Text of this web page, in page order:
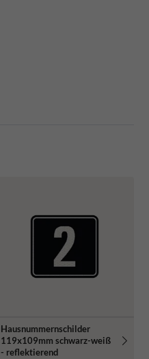
Hausnummernschilder
119x109mm schwarz-weiß
- reflektierend